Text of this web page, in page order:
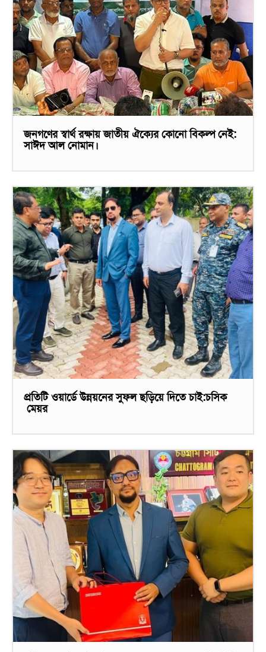
জনগণের স্বার্থ রক্ষায় জাতীয় ঐক্যের কোনো বিকল্প নেই:
সাঈদ আল নোমান।
প্রতিটি ওয়ার্ডে উন্নয়নের সুফল ছড়িয়ে দিতে চাই:চসিক
মেয়র